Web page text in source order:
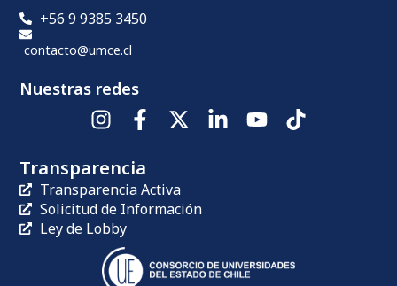
+56 9 9385 3450
contacto@umce.cl
Nuestras redes
Transparencia
Transparencia Activa
Solicitud de Información
Ley de Lobby